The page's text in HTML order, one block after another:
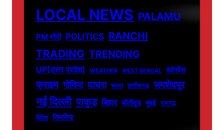
LOCAL NEWS PALAMU
PM मोदी POLITICS RANCHI
TRADING TRENDING
UP[उत्तर प्रदेश] WEATHER WEST BENGAL कांग्रेस
क्राइम गोमिया घाघरा चतरा छत्तीसगढ़ जमशेदपुर
नई दिल्ली पाकुड़ बिहार बॉलीवुड मुंबई रामगढ़
विदेश सिमरिया